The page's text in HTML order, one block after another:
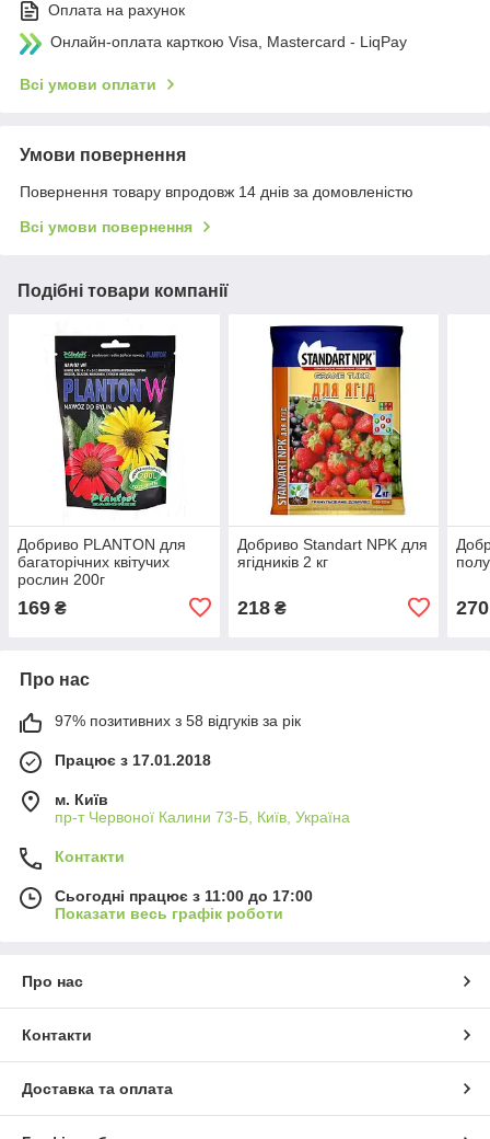
Оплата на рахунок
Онлайн-оплата карткою Visa, Mastercard - LiqPay
Всі умови оплати
Умови повернення
Повернення товару впродовж 14 днів за домовленістю
Всі умови повернення
Подібні товари компанії
Добриво PLANTON для
багаторічних квітучих
рослин 200г
169 ₴
Добриво Standart NPK для
ягідників 2 кг
218₴ 270
Про нас
97% позитивних з 58 відгуків за рік
Працює з 17.01.2018
м. Київ
пр-т Червоної Калини 73-Б, Київ, Україна
Контакти
Сьогодні працює з 11:00 до 17:00
Показати весь графік роботи
Про нас
Контакти
Доставка та оплата